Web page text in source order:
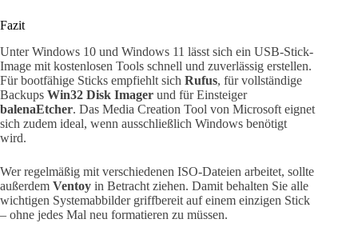
Fazit
Unter Windows 10 und Windows 11 lässt sich ein USB-Stick-
Image mit kostenlosen Tools schnell und zuverlässig erstellen.
Für bootfähige Sticks empfiehlt sich Rufus, für vollständige
Backups Win32 Disk Imager und für Einsteiger
balenaEtcher. Das Media Creation Tool von Microsoft eignet
sich zudem ideal, wenn ausschließlich Windows benötigt
wird.
Wer regelmäßig mit verschiedenen ISO-Dateien arbeitet, sollte
außerdem Ventoy in Betracht ziehen. Damit behalten Sie alle
wichtigen Systemabbilder griffbereit auf einem einzigen Stick
– ohne jedes Mal neu formatieren zu müssen.